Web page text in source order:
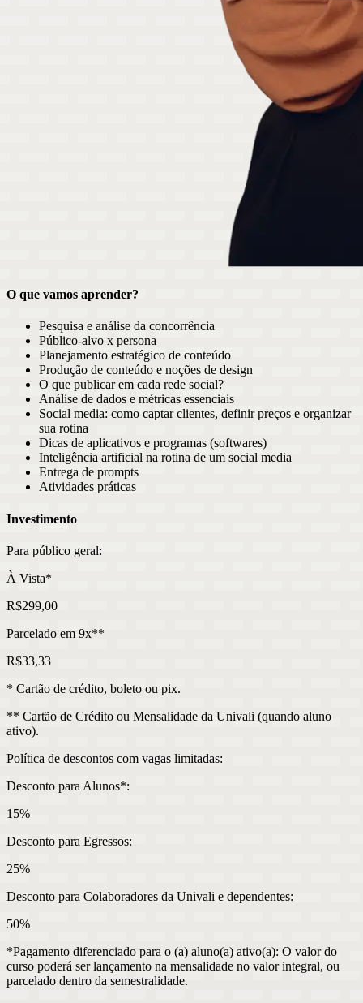
O que vamos aprender?
Pesquisa e análise da concorrência
Público-alvo x persona
Planejamento estratégico de conteúdo
Produção de conteúdo e noções de design
O que publicar em cada rede social?
Análise de dados e métricas essenciais
Social media: como captar clientes, definir preços e organizar
sua rotina
Dicas de aplicativos e programas (softwares)
Inteligência artificial na rotina de um social media
Entrega de prompts
Atividades práticas
Investimento
Para público geral:
À Vista*
R$299,00
Parcelado em 9x**
R$33,33
* Cartão de crédito, boleto ou pix.
** Cartão de Crédito ou Mensalidade da Univali (quando aluno
ativo).
Política de descontos com vagas limitadas:
Desconto para Alunos*:
15%
Desconto para Egressos:
25%
Desconto para Colaboradores da Univali e dependentes:
50%
*Pagamento diferenciado para o (a) aluno(a) ativo(a): O valor do
curso poderá ser lançamento na mensalidade no valor integral, ou
parcelado dentro da semestralidade.